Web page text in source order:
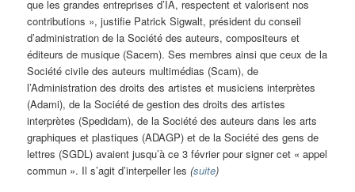
que les grandes entreprises d’IA, respectent et valorisent nos
contributions », justifie Patrick Sigwalt, président du conseil
d’administration de la Société des auteurs, compositeurs et
éditeurs de musique (Sacem). Ses membres ainsi que ceux de la
Société civile des auteurs multimédias (Scam), de
l’Administration des droits des artistes et musiciens interprètes
(Adami), de la Société de gestion des droits des artistes
interprètes (Spedidam), de la Société des auteurs dans les arts
graphiques et plastiques (ADAGP) et de la Société des gens de
lettres (SGDL) avaient jusqu’à ce 3 février pour signer cet « appel
commun ». Il s’agit d’interpeller les(suite)